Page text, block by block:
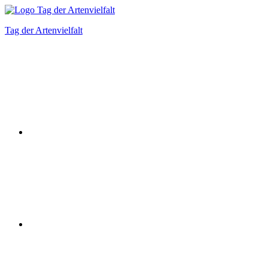
Zum
springen
Tag der Artenvielfalt